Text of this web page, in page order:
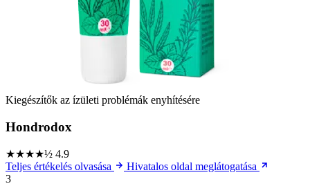
Kiegészítők az ízületi problémák enyhítésére
Hondrodox
★★★★½ 4.9
Teljes értékelés olvasása
Hivatalos oldal meglátogatása
3